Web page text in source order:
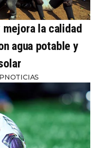
mejora la calidad
agua potable y